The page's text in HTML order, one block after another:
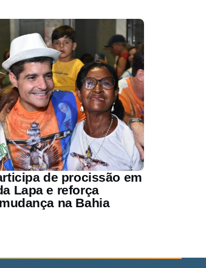
de procissão em
Lapa e reforça
na Bahia